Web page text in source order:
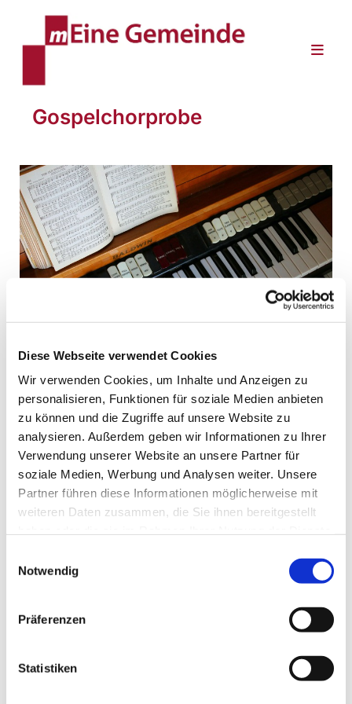
Diese Webseite verwendet Cookies
Wir verwenden Cookies, um Inhalte und Anzeigen zu
personalisieren, Funktionen für soziale Medien anbieten
zu können und die Zugriffe auf unsere Website zu
analysieren. Außerdem geben wir Informationen zu Ihrer
Verwendung unserer Website an unsere Partner für
soziale Medien, Werbung und Analysen weiter. Unsere
Partner führen diese Informationen möglicherweise mit
weiteren Daten zusammen, die Sie ihnen bereitgestellt
Notwendig
Präferenzen
Statistiken
Gospelchorprobe
Montag, 22. März 2027, 19:30 Uhr
EV. KIRCHENGEMEINDE